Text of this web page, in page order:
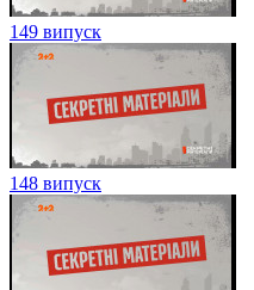
149 випуск
148 випуск